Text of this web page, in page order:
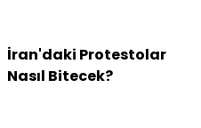
İran'daki Protestolar
Nasıl Bitecek?